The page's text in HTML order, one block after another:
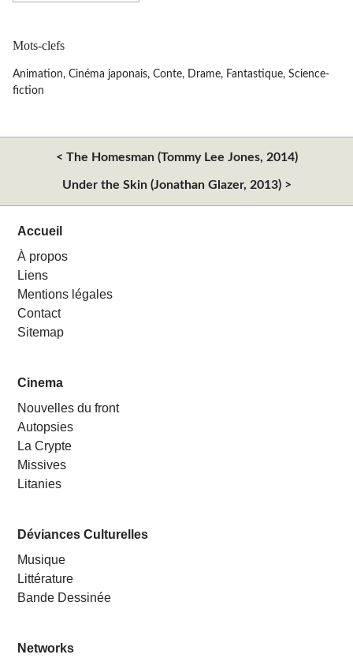
Mots-clefs
Animation, Cinéma japonais, Conte, Drame, Fantastique, Science-
fiction
< The Homesman (Tommy Lee Jones, 2014)
Under the Skin (Jonathan Glazer, 2013) >
Accueil
À propos
Liens
Mentions légales
Contact
Sitemap
Cinema
Nouvelles du front
Autopsies
La Crypte
Missives
Litanies
Déviances Culturelles
Musique
Littérature
Bande Dessinée
Networks